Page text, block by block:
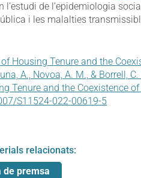
l’estudi de l’epidemiologia
i les malalties
Housing Tenure and the
A., Novoa, A. M., & Borrell,
Tenure and the Coexistence
S11524-022-00619-5
relacionats:
de premsa